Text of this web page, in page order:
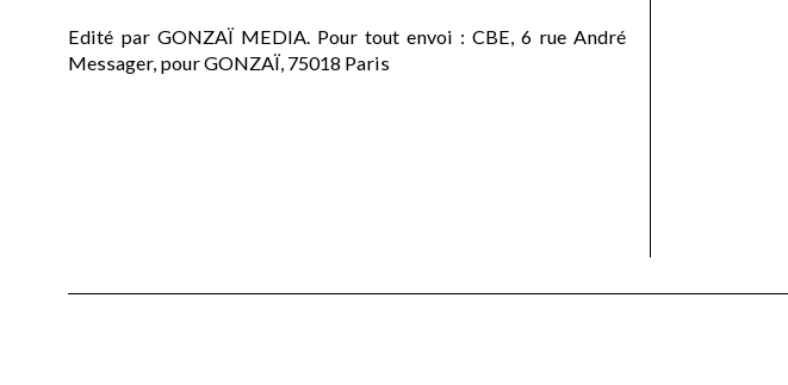
Edité par GONZAÏ MEDIA. Pour tout envoi : CBE, 6 rue André
Messager, pour GONZAÏ, 75018 Paris